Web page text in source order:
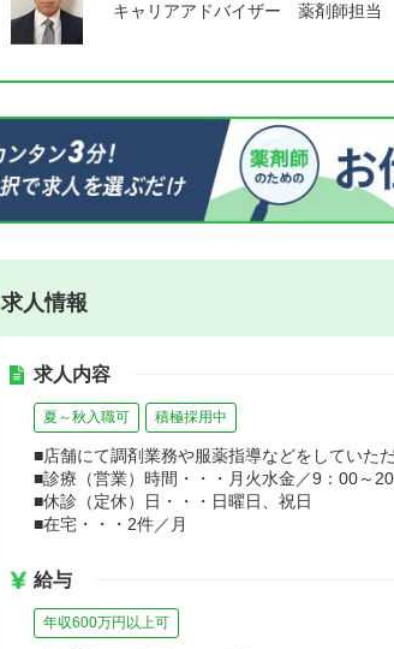
キャリアアドバイザー 薬剤師担当
求人情報
求人内容
夏～秋入職可 積極採用中
■店舗にて調剤業務や服薬指導などをしていただ
■診療（営業）時間・・・月火水金／9：00～
■休診（定休）日・・・日曜日、祝日
■在宅・・・2件／月
給与
年収600万円以上可